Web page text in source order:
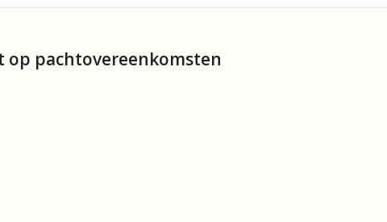
op pachtovereenkomsten